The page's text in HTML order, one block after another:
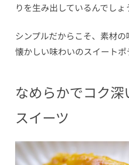
りを生み出しているんでしょ
シンプルだからこそ、素材
懐かしい味わいのスイートポ
なめらかでコク
スイーツ